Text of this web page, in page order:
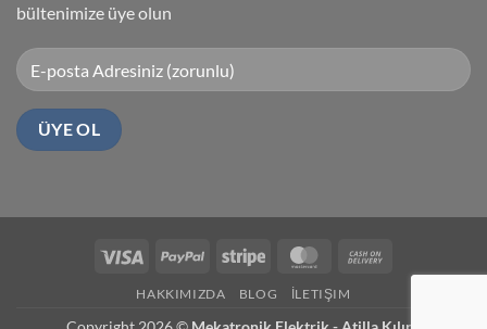
bültenimize üye olun
Visa PayPal Stripe MasterCard
HAKKIMIZDA BLOG İLETIŞIM